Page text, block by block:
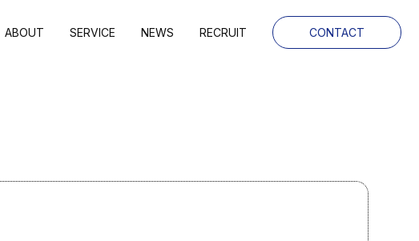
ABOUT SERVICE NEWS RECRUIT CONTACT